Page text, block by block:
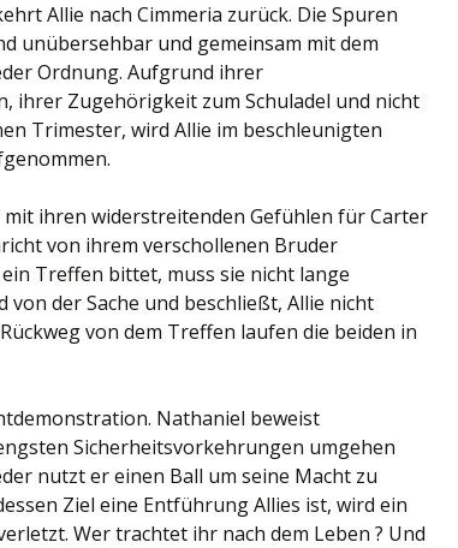
Allie nach Cimmeria zurück. Die Spuren
unübersehbar und gemeinsam mit dem
Ordnung. Aufgrund ihrer
ihrer Zugehörigkeit zum Schuladel und nicht
Trimester, wird Allie im beschleunigten
ihren widerstreitenden Gefühlen für Carter
von ihrem verschollenen Bruder
Treffen bittet, muss sie nicht lange
von der Sache und beschließt, Allie nicht
von dem Treffen laufen die beiden in
Nathaniel beweist
Sicherheitsvorkehrungen umgehen
nutzt er einen Ball um seine Macht zu
Ziel eine Entführung Allies ist, wird ein
Wer trachtet ihr nach dem Leben ? Und